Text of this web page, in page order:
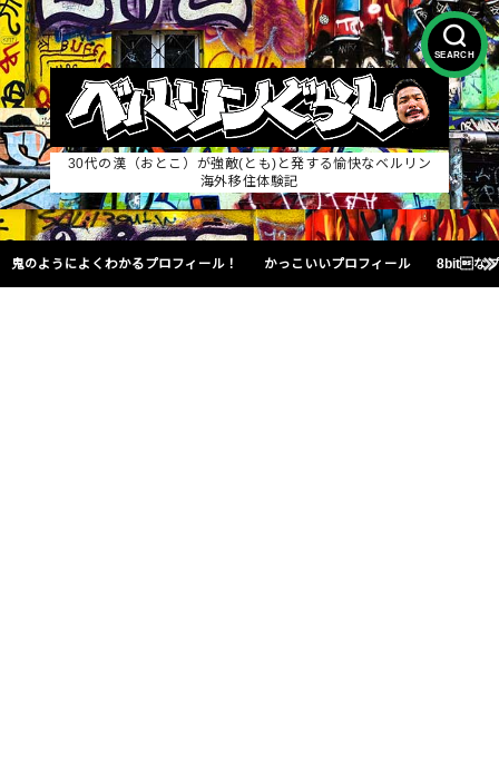
SEARCH
30代の漢（おとこ）が強敵(とも)と発する愉快なベルリン
海外移住体験記
鬼のようによくわかるプロフィール！ かっこいいプロフィール 8bitな